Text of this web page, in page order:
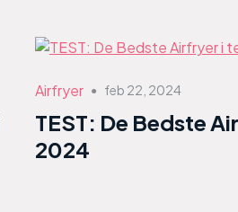
Airfryer ● feb 22, 2024
TEST: De Bedste
2024